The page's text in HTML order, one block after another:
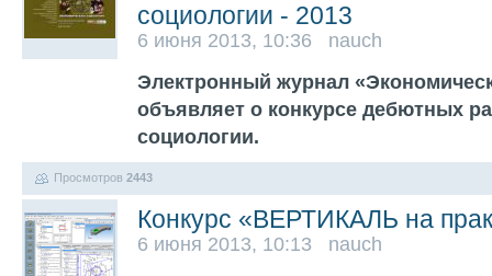
социологии - 2013
6 июня 2013, 10:36 nauch
Электронный журнал
объявляет о конкурсе дебютных
социологии.
Просмотров 2443
Конкурс «ВЕРТИКАЛЬ на
6 июня 2013, 10:13 nauch